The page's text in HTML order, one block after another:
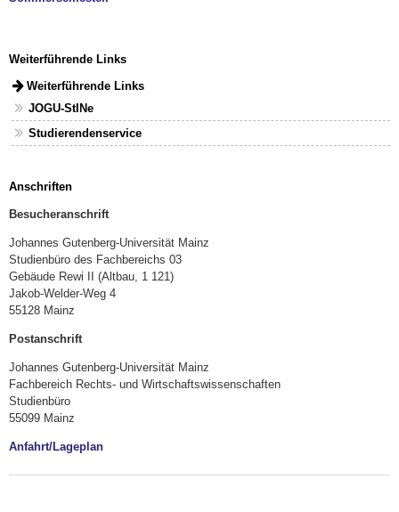
Weiterführende Links
Weiterführende Links
JOGU-StINe
Studierendenservice
Anschriften
Besucheranschrift
Johannes Gutenberg-Universität Mainz
Studienbüro des Fachbereichs 03
Gebäude Rewi II (Altbau, 1 121)
Jakob-Welder-Weg 4
55128 Mainz
Postanschrift
Johannes Gutenberg-Universität Mainz
Fachbereich Rechts- und Wirtschaftswissenschaften
Studienbüro
55099 Mainz
Anfahrt/Lageplan